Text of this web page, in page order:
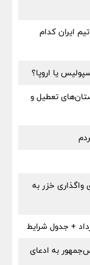
ایران کدام
یا اروپا؟
جدید استان‌های تعطیل و
خزر به
به ادعای